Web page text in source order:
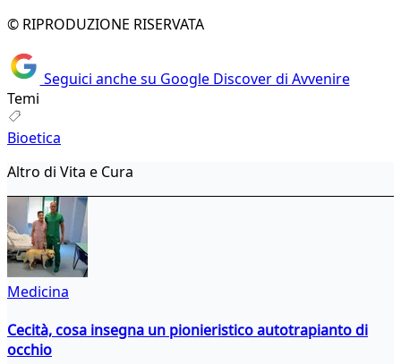
© RIPRODUZIONE RISERVATA
Seguici anche su Google Discover di Avvenire
Temi
Bioetica
Altro di Vita e Cura
Medicina
Cecità, cosa insegna un pionieristico autotrapianto di
occhio